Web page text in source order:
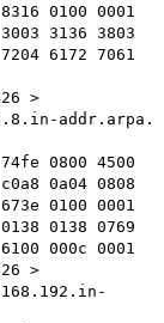
0100 0001
3136 3803
6172 7061
>
addr.arpa.
0800 4500
0a04 0808
0100 0001
0138 0769
000c 0001
>